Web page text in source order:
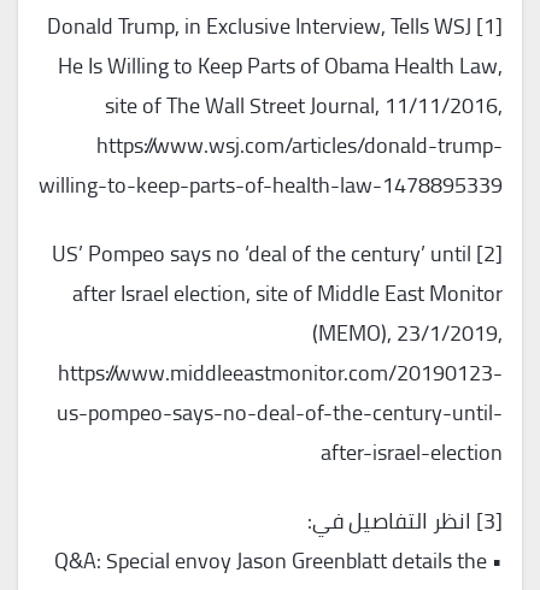
[1] Donald Trump, in Exclusive Interview, Tells WSJ
He Is Willing to Keep Parts of Obama Health Law,
site of The Wall Street Journal, 11/11/2016,
https://www.wsj.com/articles/donald-trump-
willing-to-keep-parts-of-health-law-1478895339
[2] US’ Pompeo says no ‘deal of the century’ until
after Israel election, site of Middle East Monitor
(MEMO), 23/1/2019,
https://www.middleeastmonitor.com/20190123-
us-pompeo-says-no-deal-of-the-century-until-
after-israel-election
[3] انظر التفاصيل في:
• Q&A: Special envoy Jason Greenblatt details the